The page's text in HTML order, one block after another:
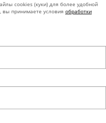
cookies (куки) для более удобной
вы принимаете условия обработки